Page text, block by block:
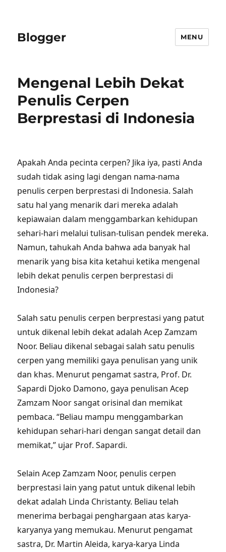
Blogger MENU
Mengenal Lebih Dekat
Penulis Cerpen
Berprestasi di Indonesia
Apakah Anda pecinta cerpen? Jika iya, pasti Anda
sudah tidak asing lagi dengan nama-nama
penulis cerpen berprestasi di Indonesia. Salah
satu hal yang menarik dari mereka adalah
kepiawaian dalam menggambarkan kehidupan
sehari-hari melalui tulisan-tulisan pendek mereka.
Namun, tahukah Anda bahwa ada banyak hal
menarik yang bisa kita ketahui ketika mengenal
lebih dekat penulis cerpen berprestasi di
Indonesia?
Salah satu penulis cerpen berprestasi yang patut
untuk dikenal lebih dekat adalah Acep Zamzam
Noor. Beliau dikenal sebagai salah satu penulis
cerpen yang memiliki gaya penulisan yang unik
dan khas. Menurut pengamat sastra, Prof. Dr.
Sapardi Djoko Damono, gaya penulisan Acep
Zamzam Noor sangat orisinal dan memikat
pembaca. “Beliau mampu menggambarkan
kehidupan sehari-hari dengan sangat detail dan
memikat,” ujar Prof. Sapardi.
Selain Acep Zamzam Noor, penulis cerpen
berprestasi lain yang patut untuk dikenal lebih
dekat adalah Linda Christanty. Beliau telah
menerima berbagai penghargaan atas karya-
karyanya yang memukau. Menurut pengamat
sastra, Dr. Martin Aleida, karya-karya Linda